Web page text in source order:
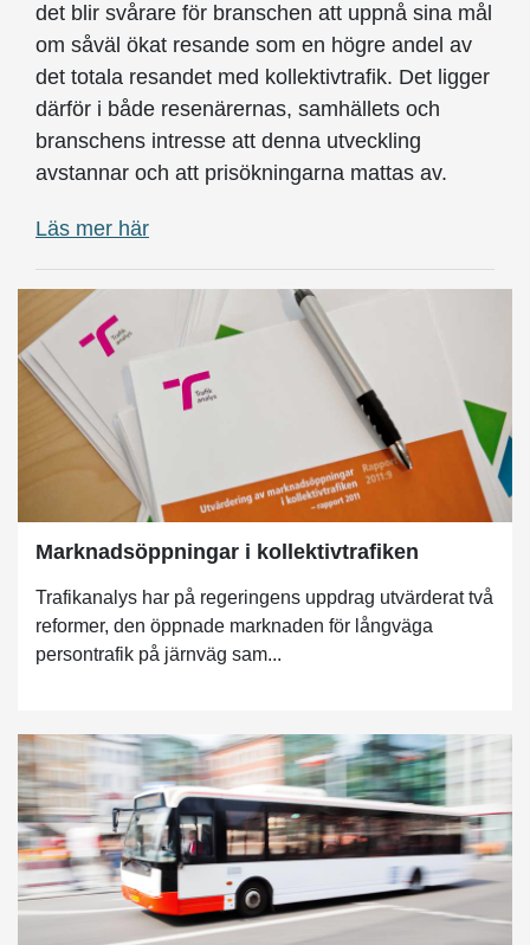
det blir svårare för branschen att uppnå sina mål
om såväl ökat resande som en högre andel av
det totala resandet med kollektivtrafik. Det ligger
därför i både resenärernas, samhällets och
branschens intresse att denna utveckling
avstannar och att prisökningarna mattas av.
Läs mer här
Marknadsöppningar i kollektivtrafiken
Trafikanalys har på regeringens uppdrag utvärderat två
reformer, den öppnade marknaden för långväga
persontrafik på järnväg sam...